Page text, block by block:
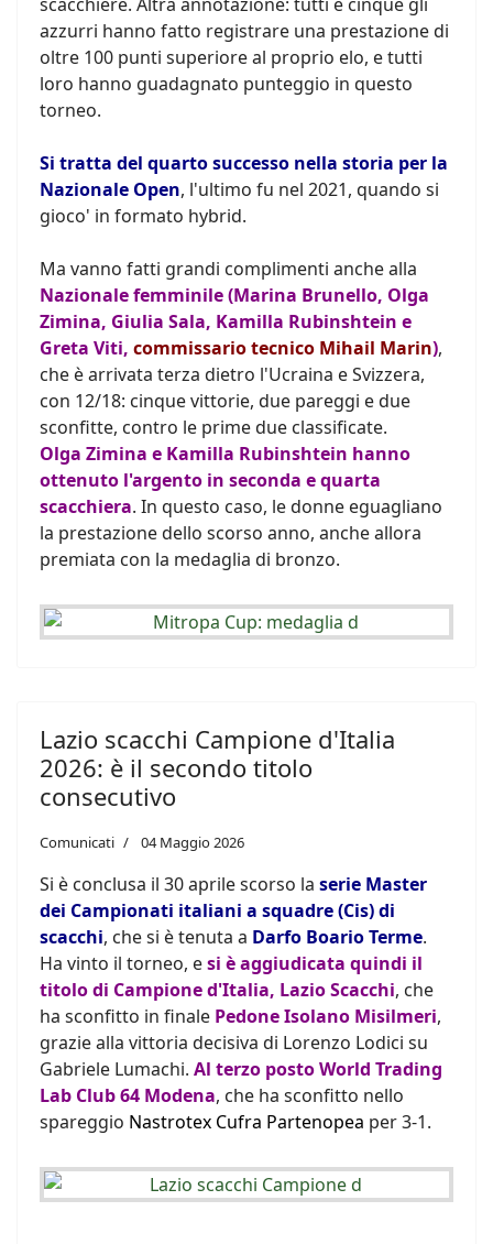
azzurri hanno fatto registrare una prestazione di
oltre 100 punti superiore al proprio elo, e tutti
loro hanno guadagnato punteggio in questo
torneo.
Si tratta del quarto successo nella storia per la
Nazionale Open, l'ultimo fu nel 2021, quando si
gioco' in formato hybrid.
Ma vanno fatti grandi complimenti anche alla
Nazionale femminile (Marina Brunello, Olga
Zimina, Giulia Sala, Kamilla Rubinshtein e
Greta Viti, commissario tecnico Mihail Marin),
che è arrivata terza dietro l'Ucraina e Svizzera,
con 12/18: cinque vittorie, due pareggi e due
sconfitte, contro le prime due classificate.
Olga Zimina e Kamilla Rubinshtein hanno
ottenuto l'argento in seconda e quarta
scacchiera. In questo caso, le donne eguagliano
la prestazione dello scorso anno, anche allora
premiata con la medaglia di bronzo.
Lazio scacchi Campione d'Italia
2026: è il secondo titolo
consecutivo
Comunicati 04 Maggio 2026
Si è conclusa il 30 aprile scorso la serie Master
dei Campionati italiani a squadre (Cis) di
scacchi, che si è tenuta a Darfo Boario Terme.
Ha vinto il torneo, esi è aggiudicata quindi il
titolo di Campione d'Italia, Lazio Scacchi, che
ha sconfitto in finale Pedone Isolano Misilmeri,
grazie alla vittoria decisiva di Lorenzo Lodici su
Gabriele Lumachi. Al terzo postoWorld Trading
Lab Club 64 Modena, che ha sconfitto nello
spareggio Nastrotex Cufra Partenopea per 3-1.